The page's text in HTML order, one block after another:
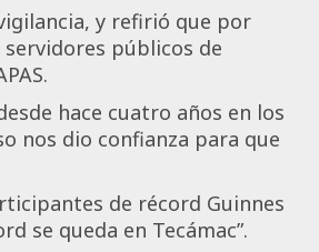
y refirió que por
públicos de
hace cuatro años en los
nos dio confianza para que
de récord Guinnes
se queda en Tecámac”.